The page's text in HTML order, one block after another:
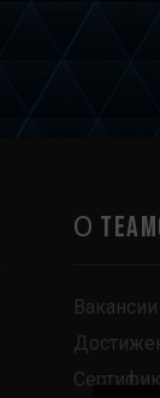
О
Вакансии